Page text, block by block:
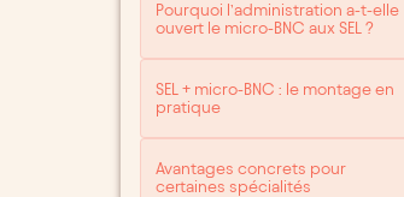
Pourquoi l’administration a-t-elle
ouvert le micro-BNC aux SEL ?
SEL + micro-BNC : le montage en
pratique
Avantages concrets pour
certaines spécialités